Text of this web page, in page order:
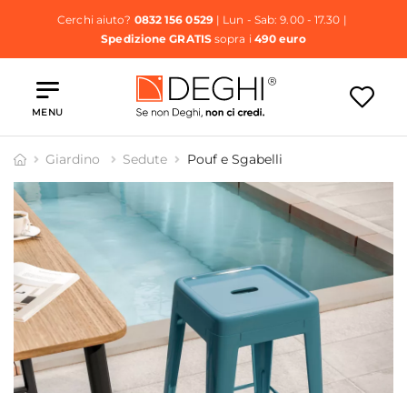
Cerchi aiuto? 0832 156 0529| Lun - Sab: 9.00 - 17.30 |
Spedizione GRATISsopra i 490 euro
MENU
Giardino Sedute Pouf e Sgabelli